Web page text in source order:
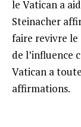
le Vatican a
Steinacher
faire revivre le
de l’influence
Vatican a
affirmations.